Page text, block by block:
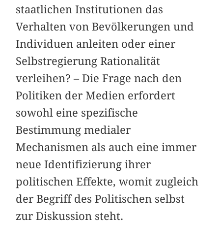
staatlichen Institutionen das
Verhalten von Bevölkerungen und
Individuen anleiten oder einer
Selbstregierung Rationalität
verleihen? – Die Frage nach den
Politiken der Medien erfordert
sowohl eine spezifische
Bestimmung medialer
Mechanismen als auch eine immer
neue Identifizierung ihrer
politischen Effekte, womit zugleich
der Begriff des Politischen selbst
zur Diskussion steht.